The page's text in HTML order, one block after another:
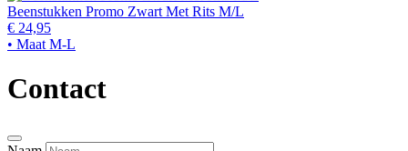
Beenstukken Promo Zwart Met Rits M/L
€ 24,95
• Maat M-L
Contact